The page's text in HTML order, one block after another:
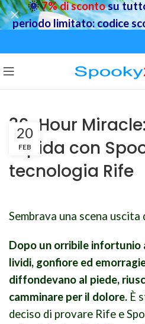
36-Hour
rapida con
tecnologia Rife
20
FEB
Sembrava una scena uscita
Dopo un orribile infortunio
lividi, gonfiore ed
diffondevano al piede,
camminare per il dolore. È
deciso di provare Rife e
🌞7% di scontosu
periodo limitato: codice